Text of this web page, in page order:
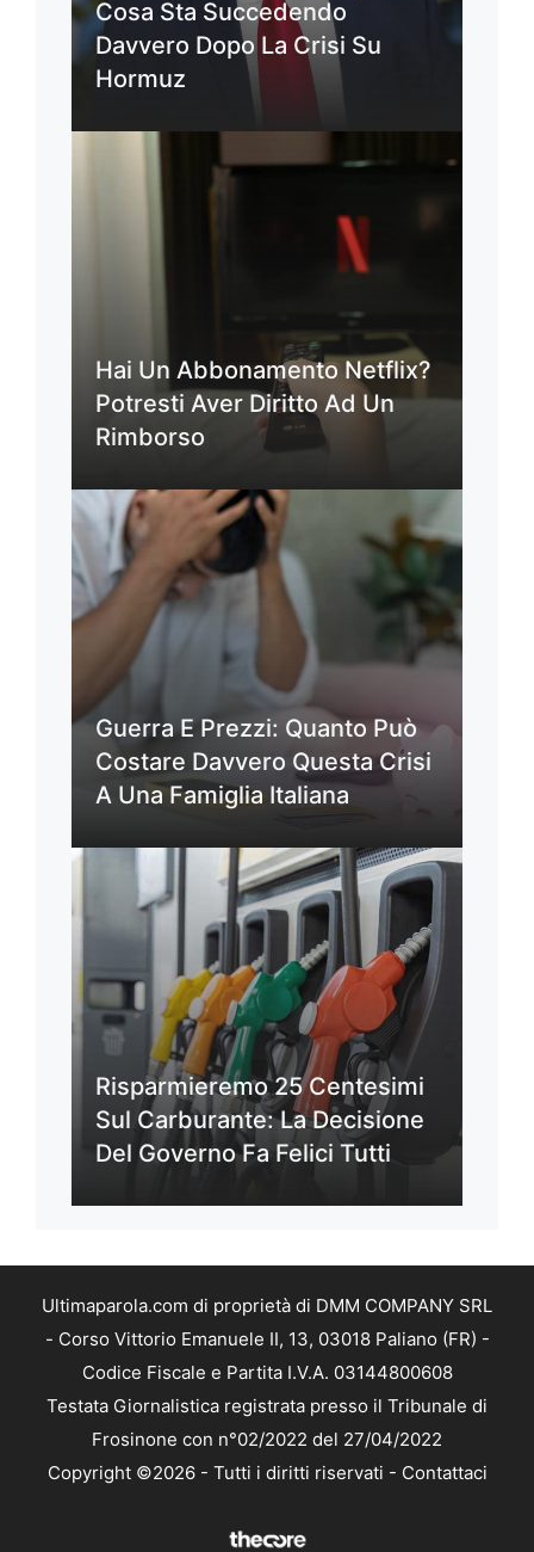
Cosa Sta Succedendo
Davvero Dopo La Crisi Su
Hormuz
Hai Un Abbonamento Netflix?
Potresti Aver Diritto Ad Un
Rimborso
Guerra E Prezzi: Quanto Può
Costare Davvero Questa Crisi
A Una Famiglia Italiana
Risparmieremo 25 Centesimi
Sul Carburante: La Decisione
Del Governo Fa Felici Tutti
Ultimaparola.com di proprietà di DMM COMPANY SRL
- Corso Vittorio Emanuele II, 13, 03018 Paliano (FR) -
Codice Fiscale e Partita I.V.A. 03144800608
Testata Giornalistica registrata presso il Tribunale di
Frosinone con n°02/2022 del 27/04/2022
Copyright ©2026 - Tutti i diritti riservati - Contattaci